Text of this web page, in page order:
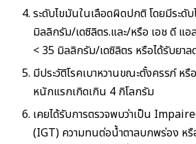
ระดับไขมันในเลือดผิดปกติ โดยมีระดับ
มิลลิกรัม/เดซิลิตร.และ/หรือ เอช ดี แ
< 35 มิลลิกรัม/เดซิลิตร หรือได้รับยาล
มีประวัติโรคเบาหวานขณะตั้งครรภ์ ห
หนักแรกเกิดเกิน 4 กิโลกรัม
เคยได้รับการตรวจพบว่าเป็น
(IGT) ความทนต่อน้ำตาลบกพร่อง